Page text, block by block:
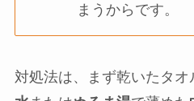
まうからです。
対処法は、まず乾いたタオ